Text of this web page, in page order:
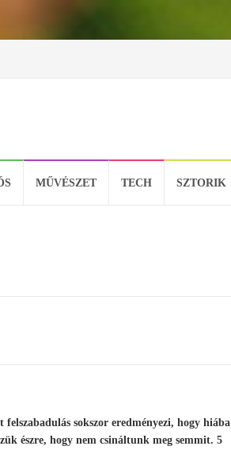
MŰVÉSZET TECH SZTORIK
sokszor eredményezi, hogy hiába
észre, hogy nem csináltunk meg semmit. 5